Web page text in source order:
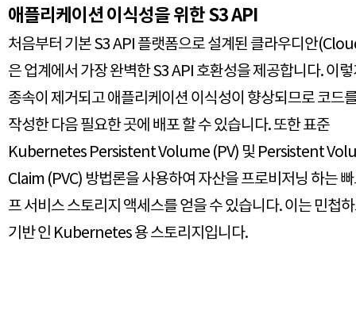
애플리케이션 이식성을 위한 S3 API
처음부터 기본 S3 API 플랫폼으로 설계된 클라우디안
은 업계에서 가장 완벽한 S3 API 호환성을 제공합니다. 이
종속이 제거되고 애플리케이션 이식성이 향상되므로 코드
작성한 다음 필요한 곳에 배포 할 수 있습니다. 또한 표준
Kubernetes Persistent Volume (PV) 및 Persistent
Claim (PVC) 방법론을 사용하여 자산을 프로비저닝 하는
프 서비스 스토리지 액세스를 얻을 수 있습니다. 이는 민첩
기반 인 Kubernetes 용 스토리지입니다.